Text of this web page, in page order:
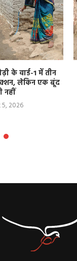
के वार्ड-1 में तीन
लेकिन एक बूंद
नहीं
2026